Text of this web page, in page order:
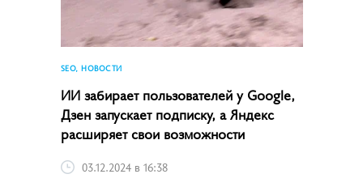
SEO, НОВОСТИ
ИИ забирает пользователей у Google,
Дзен запускает подписку, а Яндекс
расширяет свои возможности
03.12.2024 в 16:38